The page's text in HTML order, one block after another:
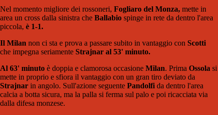
Nel momento migliore dei rossoneri, Fogliaro del Monza, mette in
area un cross dalla sinistra che Ballabio spinge in rete da dentro l'area
piccola, è 1-1.
Il Milan non ci sta e prova a passare subito in vantaggio con Scotti
che impegna seriamente Strajnar al 53' minuto.
Al 63' minuto è doppia e clamorosa occasione Milan. Prima Ossola si
mette in proprio e sfiora il vantaggio con un gran tiro deviato da
Strajnar in angolo. Sull'azione seguente Pandolfida dentro l'area
calcia a botta sicura, ma la palla si ferma sul palo e poi ricacciata via
dalla difesa monzese.